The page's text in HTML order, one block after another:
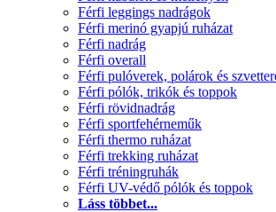
Férfi leggings nadrágok
Férfi merinó gyapjú ruházat
Férfi nadrág
Férfi overall
Férfi pulóverek, polárok és
Férfi pólók, trikók és toppok
Férfi rövidnadrág
Férfi sportfehérneműk
Férfi thermo ruházat
Férfi trekking ruházat
Férfi tréningruhák
Férfi UV-védő pólók és toppok
Láss többet...